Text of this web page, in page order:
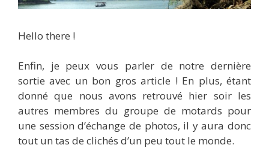
Hello there !
Enfin, je peux vous parler de notre dernière
sortie avec un bon gros article ! En plus, étant
donné que nous avons retrouvé hier soir les
autres membres du groupe de motards pour
une session d’échange de photos, il y aura donc
tout un tas de clichés d’un peu tout le monde.